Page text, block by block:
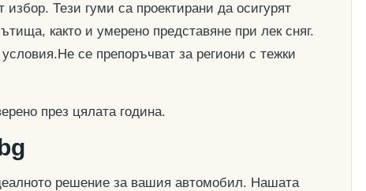
Тези гуми са проектирани да осигурят
както и умерено представяне при лек сняг.
се препоръчват за региони с тежки
през цялата година.
решение за вашия автомобил. Нашата